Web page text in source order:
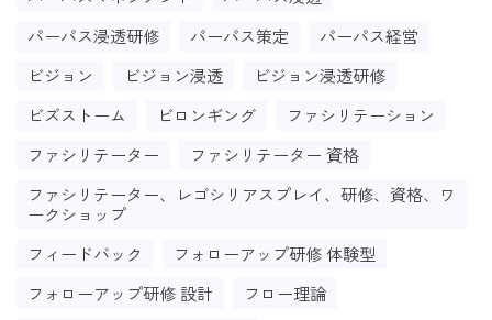
パーパス浸透研修
パーパス策定
パーパス経営
ビジョン
ビジョン浸透
ビジョン浸透研修
ビズストーム
ビロンギング
ファシリテーション
ファシリテーター
ファシリテーター 資格
ファシリテーター、レゴシリアスプレイ、研修、資格、ワ
ークショップ
フィードバック
フォローアップ研修 体験型
フォローアップ研修 設計
フロー理論